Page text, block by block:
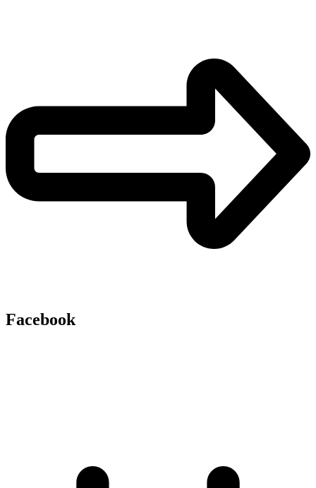
Facebook